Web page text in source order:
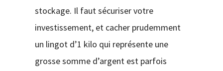
stockage. Il faut sécuriser votre
investissement, et cacher prudemment
un lingot d’1 kilo qui représente une
grosse somme d’argent est parfois